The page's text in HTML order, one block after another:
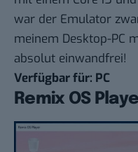
war der Emulator
meinem Desktop-PC
absolut einwandfrei!
Verfügbar für: PC
Remix OS